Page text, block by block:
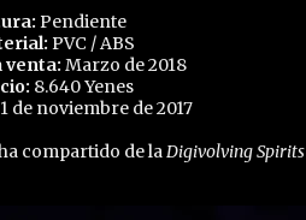
Pendiente
PVC / ABS
venta: Marzo de 2018
8.640 Yenes
1 de noviembre de 2017
compartido de laDigivolving Spirits